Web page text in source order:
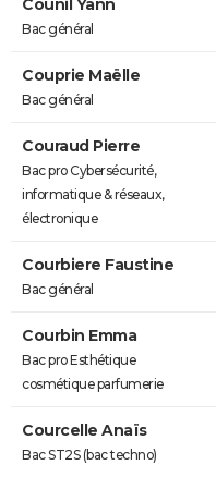
Counil Yann
Bac général
Couprie Maëlle
Bac général
Couraud Pierre
Bac pro Cybersécurité,
informatique & réseaux,
électronique
Courbiere Faustine
Bac général
Courbin Emma
Bac pro Esthétique
cosmétique parfumerie
Courcelle Anaïs
Bac ST2S (bac techno)